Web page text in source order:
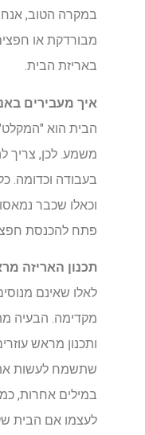
במקרה הטוב,
מבורדקת או
באריזת הבית.
איך מעבירים
הבית הוא "המקלט"
משמע. לכן, צריך
בעבודה וכדומה.
וכאלו שכבר
פתח להכנסת
תכנון האריזה
לאלו שאינם
מקדימה. הבעיה
ותכנון מראש
שתשמח לעשות את
במילים אחרות,
לעצמו אם הבית